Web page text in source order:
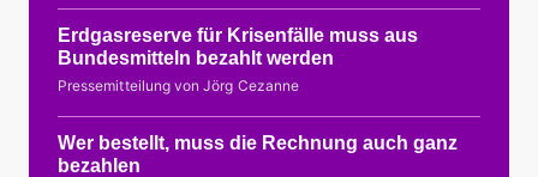
Erdgasreserve für Krisenfälle muss aus
Bundesmitteln bezahlt werden
Pressemitteilung von Jörg Cezanne
Wer bestellt, muss die Rechnung auch ganz
bezahlen